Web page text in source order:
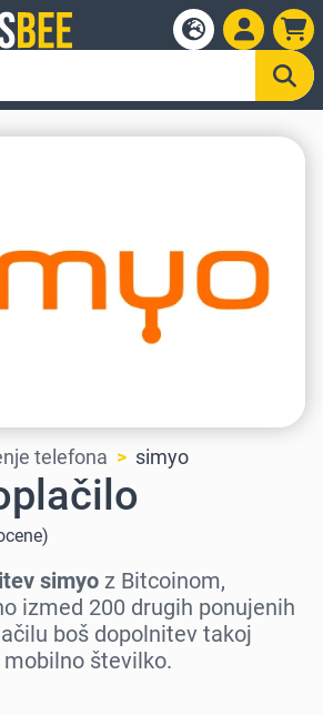
telefona simyo
)
simyo z Bitcoinom,
izmed 200 drugih ponujenih
boš dopolnitev takoj
številko.